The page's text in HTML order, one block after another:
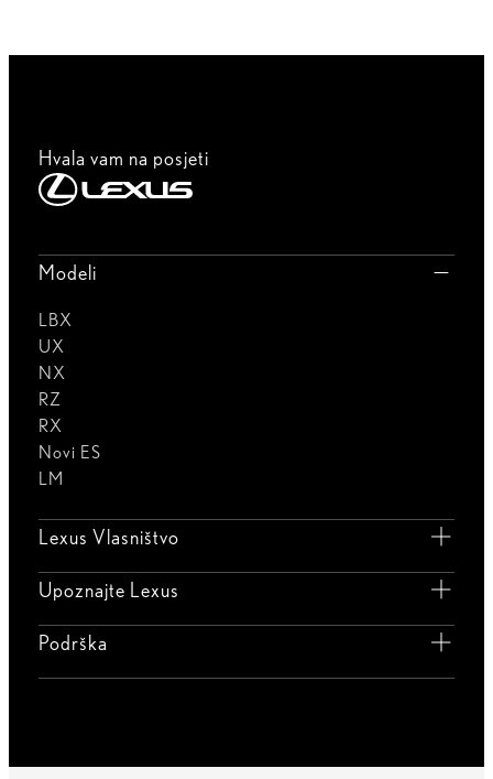
Hvala vam na posjeti
Modeli
LBX
UX
NX
RZ
RX
Novi ES
LM
Lexus Vlasništvo
Upoznajte Lexus
Podrška